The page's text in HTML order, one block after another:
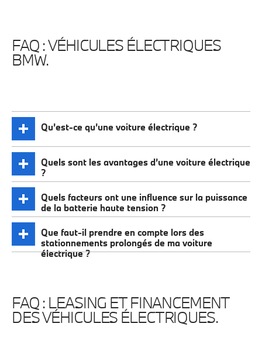
FAQ : VÉHICULES ÉLECTRIQUES
BMW.
Qu’est-ce qu’une voiture électrique ?
Quels sont les avantages d’une voiture électrique
?
Quels facteurs ont une influence sur la puissance
de la batterie haute tension ?
Que faut-il prendre en compte lors des
stationnements prolongés de ma voiture
électrique ?
FAQ : LEASING ET FINANCEMENT
DES VÉHICULES ÉLECTRIQUES.